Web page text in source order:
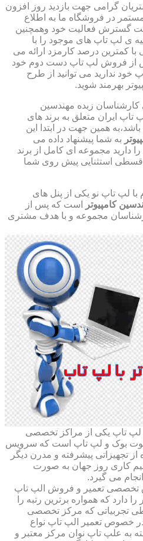
گرامی جهت بازدید روز افزون
در فروشگاه ما به اطلاع
گسترش فعالیت خود وهمچنین
ی لپ تاپ های موجود را با
کمترین درصد کارمزد ارائه می
پس از فروش لپ تاپ دست دوم خود
ندارید می توانید از طرح
بهرمند شوید.
زبده مهندسین
تاپ ایران متعلق به برند های
همین جهت در ابتدا این
به شما پیشنهاد داده می
دارید مجموعه ای کامل از برند
قسطی استثنایی پیش روی شما
لپ تاپ نو یکی از پنل های
کامپیوتر
است که پس از
مجموعه و با هدف مشتری
لپ تاپ یکی از مراکز تخصصی
نوت بوک و لپ تاپ است که سرویس
از تجهیزاتی پیشرفته و مدرن دیگر
کاری روز جهان به صورت
می گیرد.
تخصصی تعمیر و فروش الپ تاپ
دارد که همواره برترین رتبه را
تجربیاتی که مرکز تخصصی
خصوص تعمیر الپ تاپ نواع
به علپ تاپ نوان مرکز معتبر و